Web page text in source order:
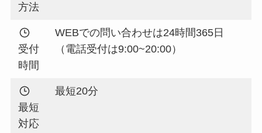
方法
受付
時間
WEBでの問い合わせは24時間365日
（電話受付は9:00~20:00）
最短
対応
最短20分